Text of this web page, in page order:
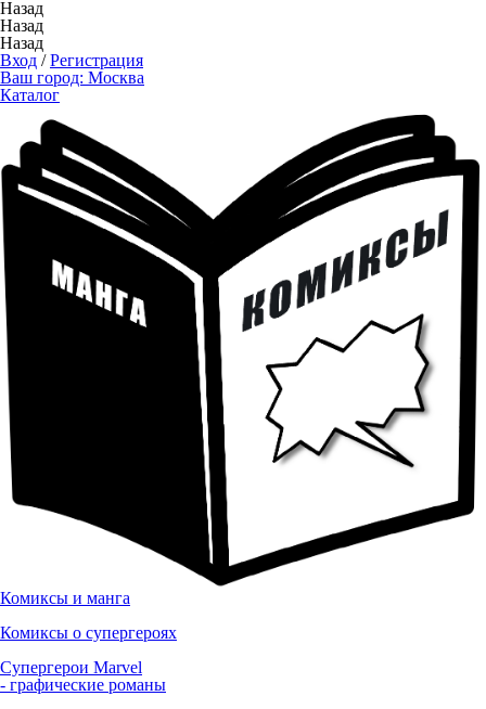
Назад
Назад
Назад
Вход /Регистрация
Ваш город: Москва
Каталог
Комиксы и манга
Комиксы о супергероях
Супергерои Marvel
- графические романы